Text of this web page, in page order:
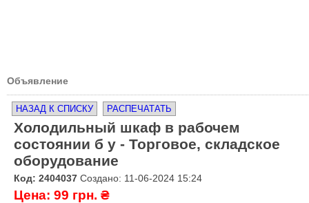
Объявление
НАЗАД К СПИСКУ РАСПЕЧАТАТЬ
Холодильный шкаф в рабочем
состоянии б у - Торговое, складское
оборудование
Код: 2404037 Создано: 11-06-2024 15:24
Цена: 99 грн. ₴